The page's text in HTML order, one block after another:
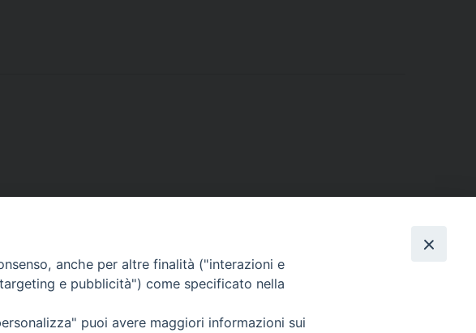
Via Beltrani, 9
Centralino Tel. 0883 494211
anche per altre finalità ("interazioni e
e pubblicità") come specificato nella
puoi avere maggiori informazioni sui